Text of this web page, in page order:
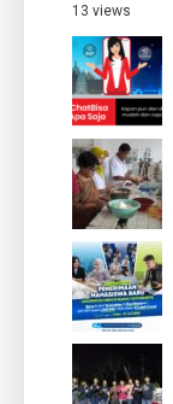
13 views